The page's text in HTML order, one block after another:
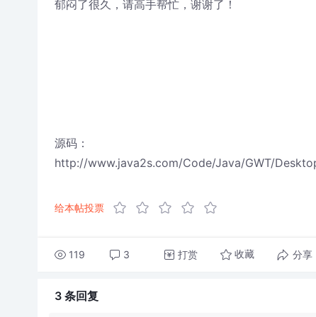
郁闷了很久，请高手帮忙，谢谢了！
源码：
http://www.java2s.com/Code/Java/GWT/
给本帖投票
119 3 打赏 收藏 分享
3 条回复